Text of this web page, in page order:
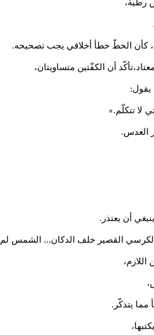
رطبة،
كأن الخطّ خطأ أخلاقي يجب تصحيحه.
أن الكفّتين متساويتان،
يقول:
لا تتكلّم .»
العدس.
أن يعتذر .
القصير خلف الدكان... الشمس لم
مما يتذكّر .